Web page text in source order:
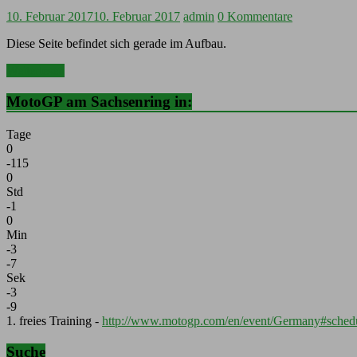
10. Februar 201710. Februar 2017 admin 0 Kommentare
Diese Seite befindet sich gerade im Aufbau.
MotoGP am Sachsenring in:
Tage
0
-115
0
Std
-1
0
Min
-3
-7
Sek
-3
-9
1. freies Training - http://www.motogp.com/en/event/
Suche